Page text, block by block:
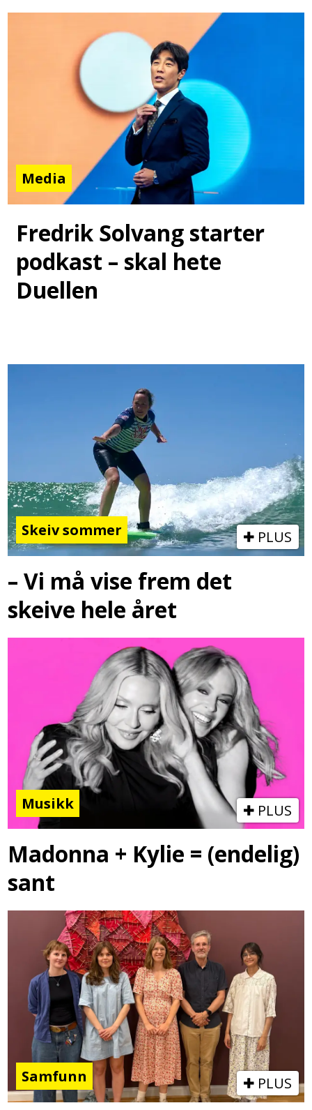
Media
Fredrik Solvang starter
podkast – skal hete
Duellen
Skeiv sommer PLUS
– Vi må vise frem det
skeive hele året
Musikk PLUS
Madonna + Kylie = (endelig)
sant
Samfunn PLUS